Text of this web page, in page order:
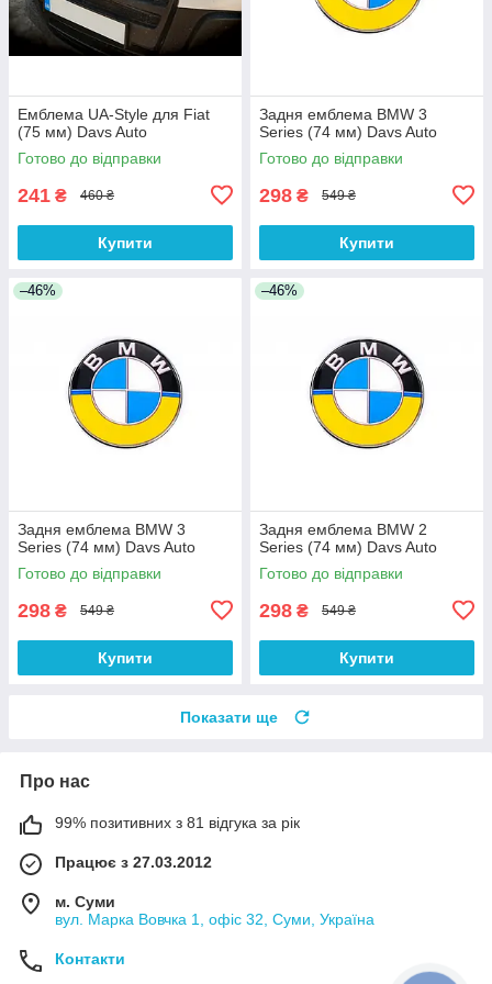
Емблема UA-Style для Fiat
(75 мм) Davs Auto
Готово до відправки
241 ₴ 460 ₴
Купити
Задня емблема BMW 3
Series (74 мм) Davs Auto
Готово до відправки
298 ₴ 549 ₴
Купити
–46%
Задня емблема BMW 3
Series (74 мм) Davs Auto
Готово до відправки
298 ₴ 549 ₴
Купити
–46%
Задня емблема BMW 2
Series (74 мм) Davs Auto
Готово до відправки
298 ₴ 549 ₴
Купити
Показати ще
Про нас
99% позитивних з 81 відгука за рік
Працює з 27.03.2012
м. Суми
вул. Марка Вовчка 1, офіс 32, Суми, Україна
Контакти